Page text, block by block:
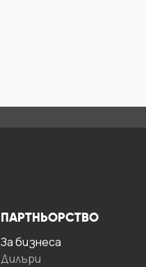
ПАРТНЬОРСТВО
За бизнесa
Дилъри